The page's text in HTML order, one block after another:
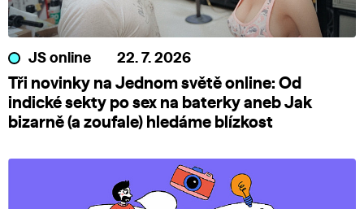
JS online 22. 7. 2026
Tři novinky na Jednom světě online: Od
indické sekty po sex na baterky aneb Jak
bizarně (a zoufale) hledáme blízkost